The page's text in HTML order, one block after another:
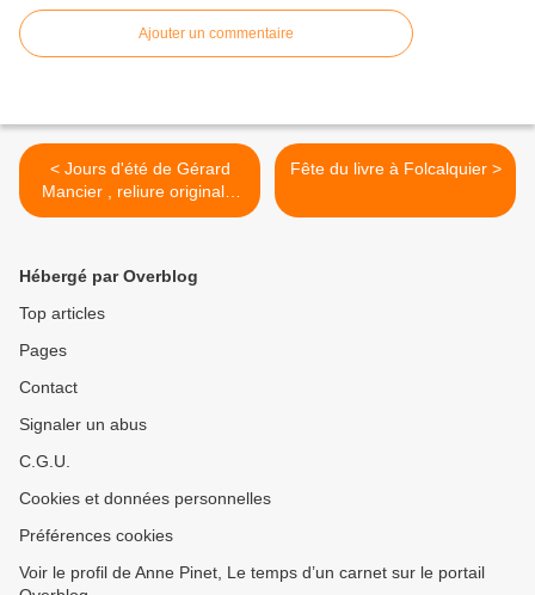
Ajouter un commentaire
< Jours d'été de Gérard
Mancier , reliure originale,
suite
Fête du livre à Folcalquier >
Hébergé par Overblog
Top articles
Pages
Contact
Signaler un abus
C.G.U.
Cookies et données personnelles
Préférences cookies
Voir le profil de Anne Pinet, Le temps d’un carnet sur le portail